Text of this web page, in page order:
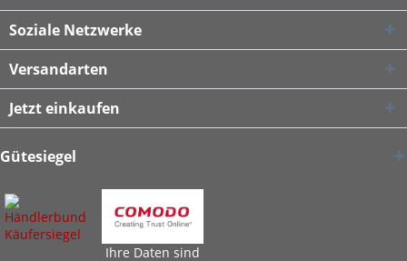
Soziale Netzwerke
Versandarten
Jetzt einkaufen
Gütesiegel
Ihre Daten sind